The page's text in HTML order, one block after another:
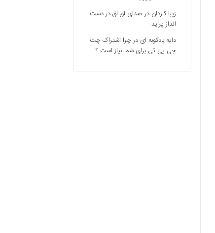
زیبا کاردان درصدای لق لق در دست
انداز پراید
دایه بادکوبه ای درچرا اشتراک چت
جی پی تی برای شما نیاز است ؟